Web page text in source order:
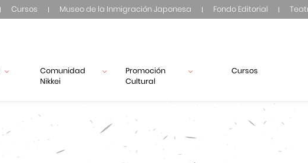
Cursos Museo de la Inmigración Japonesa Fondo Editorial
Comunidad
Nikkei
Promoción
Cultural
Cursos